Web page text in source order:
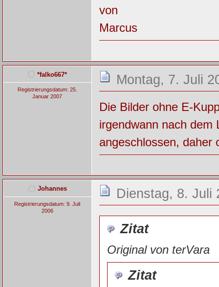
von
Marcus
*falko667*
Registrierungsdatum: 25.
Januar 2007
Montag, 7. Juli
Die Bilder ohne E-
irgendwann nach dem
angeschlossen, daher
Johannes
Registrierungsdatum: 9. Juli
2006
Dienstag, 8. Juli
Zitat
Original von terVara
Zitat